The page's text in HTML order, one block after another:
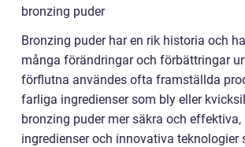
bronzing puder
Bronzing puder har en rik historia och
många förändringar och förbättringar
förflutna användes ofta framställda
farliga ingredienser som bly eller
bronzing puder mer säkra och
ingredienser och innovativa teknologier